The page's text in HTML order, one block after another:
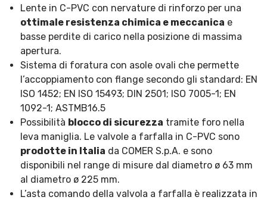
Lente in C-PVC con nervature di rinforzo per una
ottimale resistenza chimica e meccanica e
basse perdite di carico nella posizione di massima
apertura.
Sistema di foratura con asole ovali che permette
l’accoppiamento con flange secondo gli standard: EN
ISO 1452; EN ISO 15493; DIN 2501; ISO 7005-1; EN
1092-1; ASTMB16.5
Possibilità blocco di sicurezza tramite foro nella
leva maniglia. Le valvole a farfalla in C-PVC sono
prodotte in Italia da COMER S.p.A. e sono
disponibili nel range di misure dal diametro ø 63 mm
al diametro ø 225 mm.
L’asta comando della valvola a farfalla è realizzata in